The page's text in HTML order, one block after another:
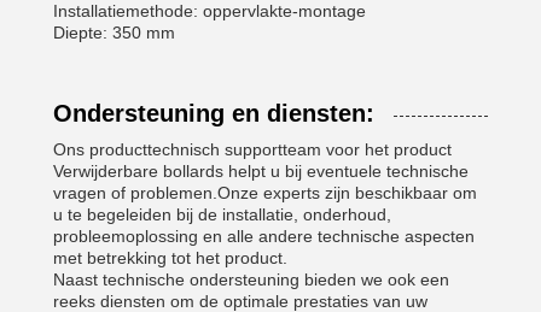
Installatiemethode: oppervlakte-montage
Diepte: 350 mm
Ondersteuning en diensten:
Ons producttechnisch supportteam voor het product
Verwijderbare bollards helpt u bij eventuele technische
vragen of problemen.Onze experts zijn beschikbaar om
u te begeleiden bij de installatie, onderhoud,
probleemoplossing en alle andere technische aspecten
met betrekking tot het product.
Naast technische ondersteuning bieden we ook een
reeks diensten om de optimale prestaties van uw